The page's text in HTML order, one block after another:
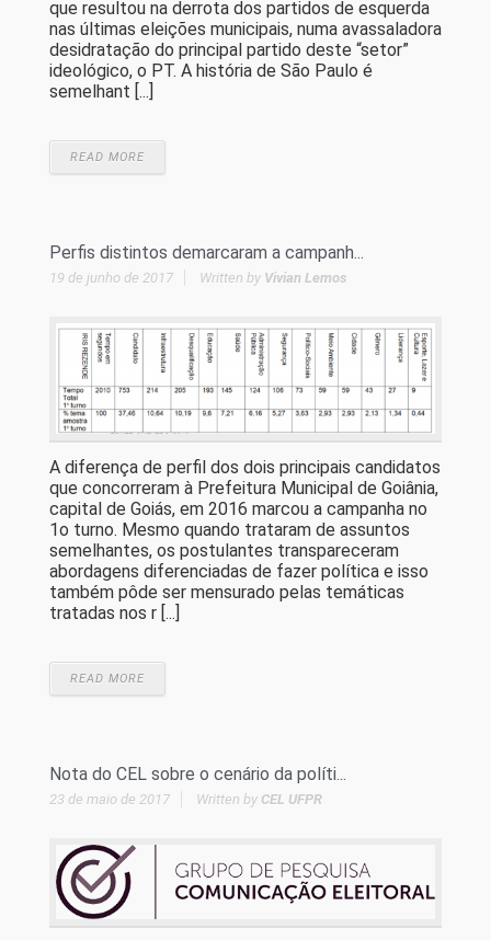
que resultou na derrota dos partidos de esquerda
nas últimas eleições municipais, numa avassaladora
desidratação do principal partido deste “setor”
ideológico, o PT. A história de São Paulo é
semelhant [...]
READ MORE
Perfis distintos demarcaram a campanh...
19 de junho de 2017 Written by Vivian Lemos
A diferença de perfil dos dois principais candidatos
que concorreram à Prefeitura Municipal de Goiânia,
capital de Goiás, em 2016 marcou a campanha no
1o turno. Mesmo quando trataram de assuntos
semelhantes, os postulantes transpareceram
abordagens diferenciadas de fazer política e isso
também pôde ser mensurado pelas temáticas
tratadas nos r [...]
READ MORE
Nota do CEL sobre o cenário da políti...
23 de maio de 2017 Written by CEL UFPR